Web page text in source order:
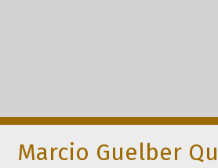
Marcio Guelber